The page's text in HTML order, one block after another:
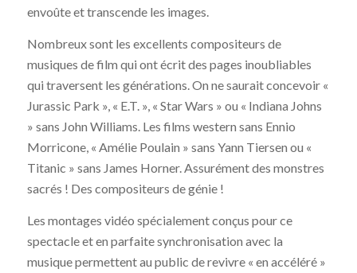
envoûte et transcende les images.
Nombreux sont les excellents compositeurs de
musiques de film qui ont écrit des pages inoubliables
qui traversent les générations. On ne saurait concevoir «
Jurassic Park », « E.T. », « Star Wars » ou « Indiana Johns
» sans John Williams. Les films western sans Ennio
Morricone, « Amélie Poulain » sans Yann Tiersen ou «
Titanic » sans James Horner. Assurément des monstres
sacrés ! Des compositeurs de génie !
Les montages vidéo spécialement conçus pour ce
spectacle et en parfaite synchronisation avec la
musique permettent au public de revivre « en accéléré »